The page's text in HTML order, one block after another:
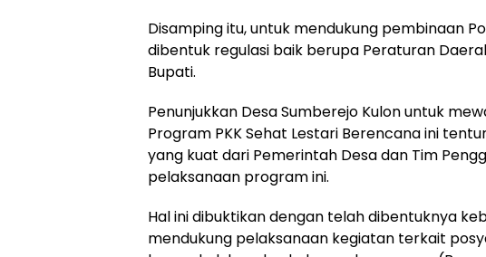
Disamping itu, untuk mendukung pembinaan
dibentuk regulasi baik berupa Peraturan
Bupati.
Penunjukkan Desa Sumberejo Kulon untuk
Program PKK Sehat Lestari Berencana ini
yang kuat dari Pemerintah Desa dan Tim
pelaksanaan program ini.
Hal ini dibuktikan dengan telah dibentuknya
mendukung pelaksanaan kegiatan terkait